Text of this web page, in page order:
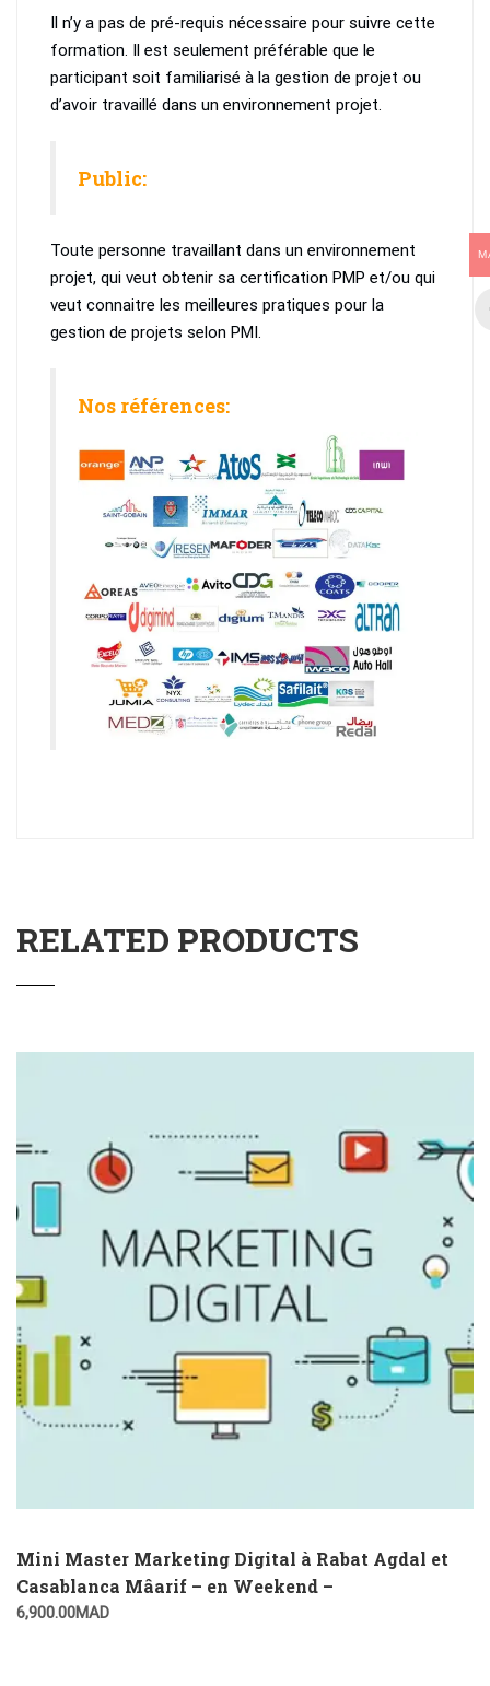
Il n’y a pas de pré-requis nécessaire pour suivre cette
formation. Il est seulement préférable que le
participant soit familiarisé à la gestion de projet ou
d’avoir travaillé dans un environnement projet.
Public:
Toute personne travaillant dans un environnement
projet, qui veut obtenir sa certification PMP et/ou qui
veut connaitre les meilleures pratiques pour la
gestion de projets selon PMI.
Nos références:
RELATED PRODUCTS
Mini Master Marketing Digital à Rabat Agdal et
Casablanca Mâarif – en Weekend –
6,900.00MAD